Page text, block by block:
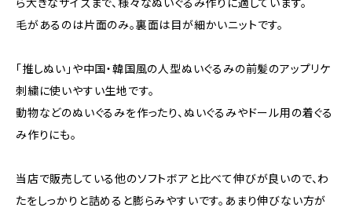
ら大きなサイズまで、様々なぬいぐるみ作りに適しています。
毛があるのは片面のみ。裏面は目が細かいニットです。
「推しぬい」や中国・韓国風の人型ぬいぐるみの前髪のアップリケ
刺繍に使いやすい生地です。
動物などのぬいぐるみを作ったり、ぬいぐるみやドール用の着ぐる
み作りにも。
当店で販売している他のソフトボアと比べて伸びが良いので、わ
たをしっかりと詰めると膨らみやすいです。あまり伸びない方が